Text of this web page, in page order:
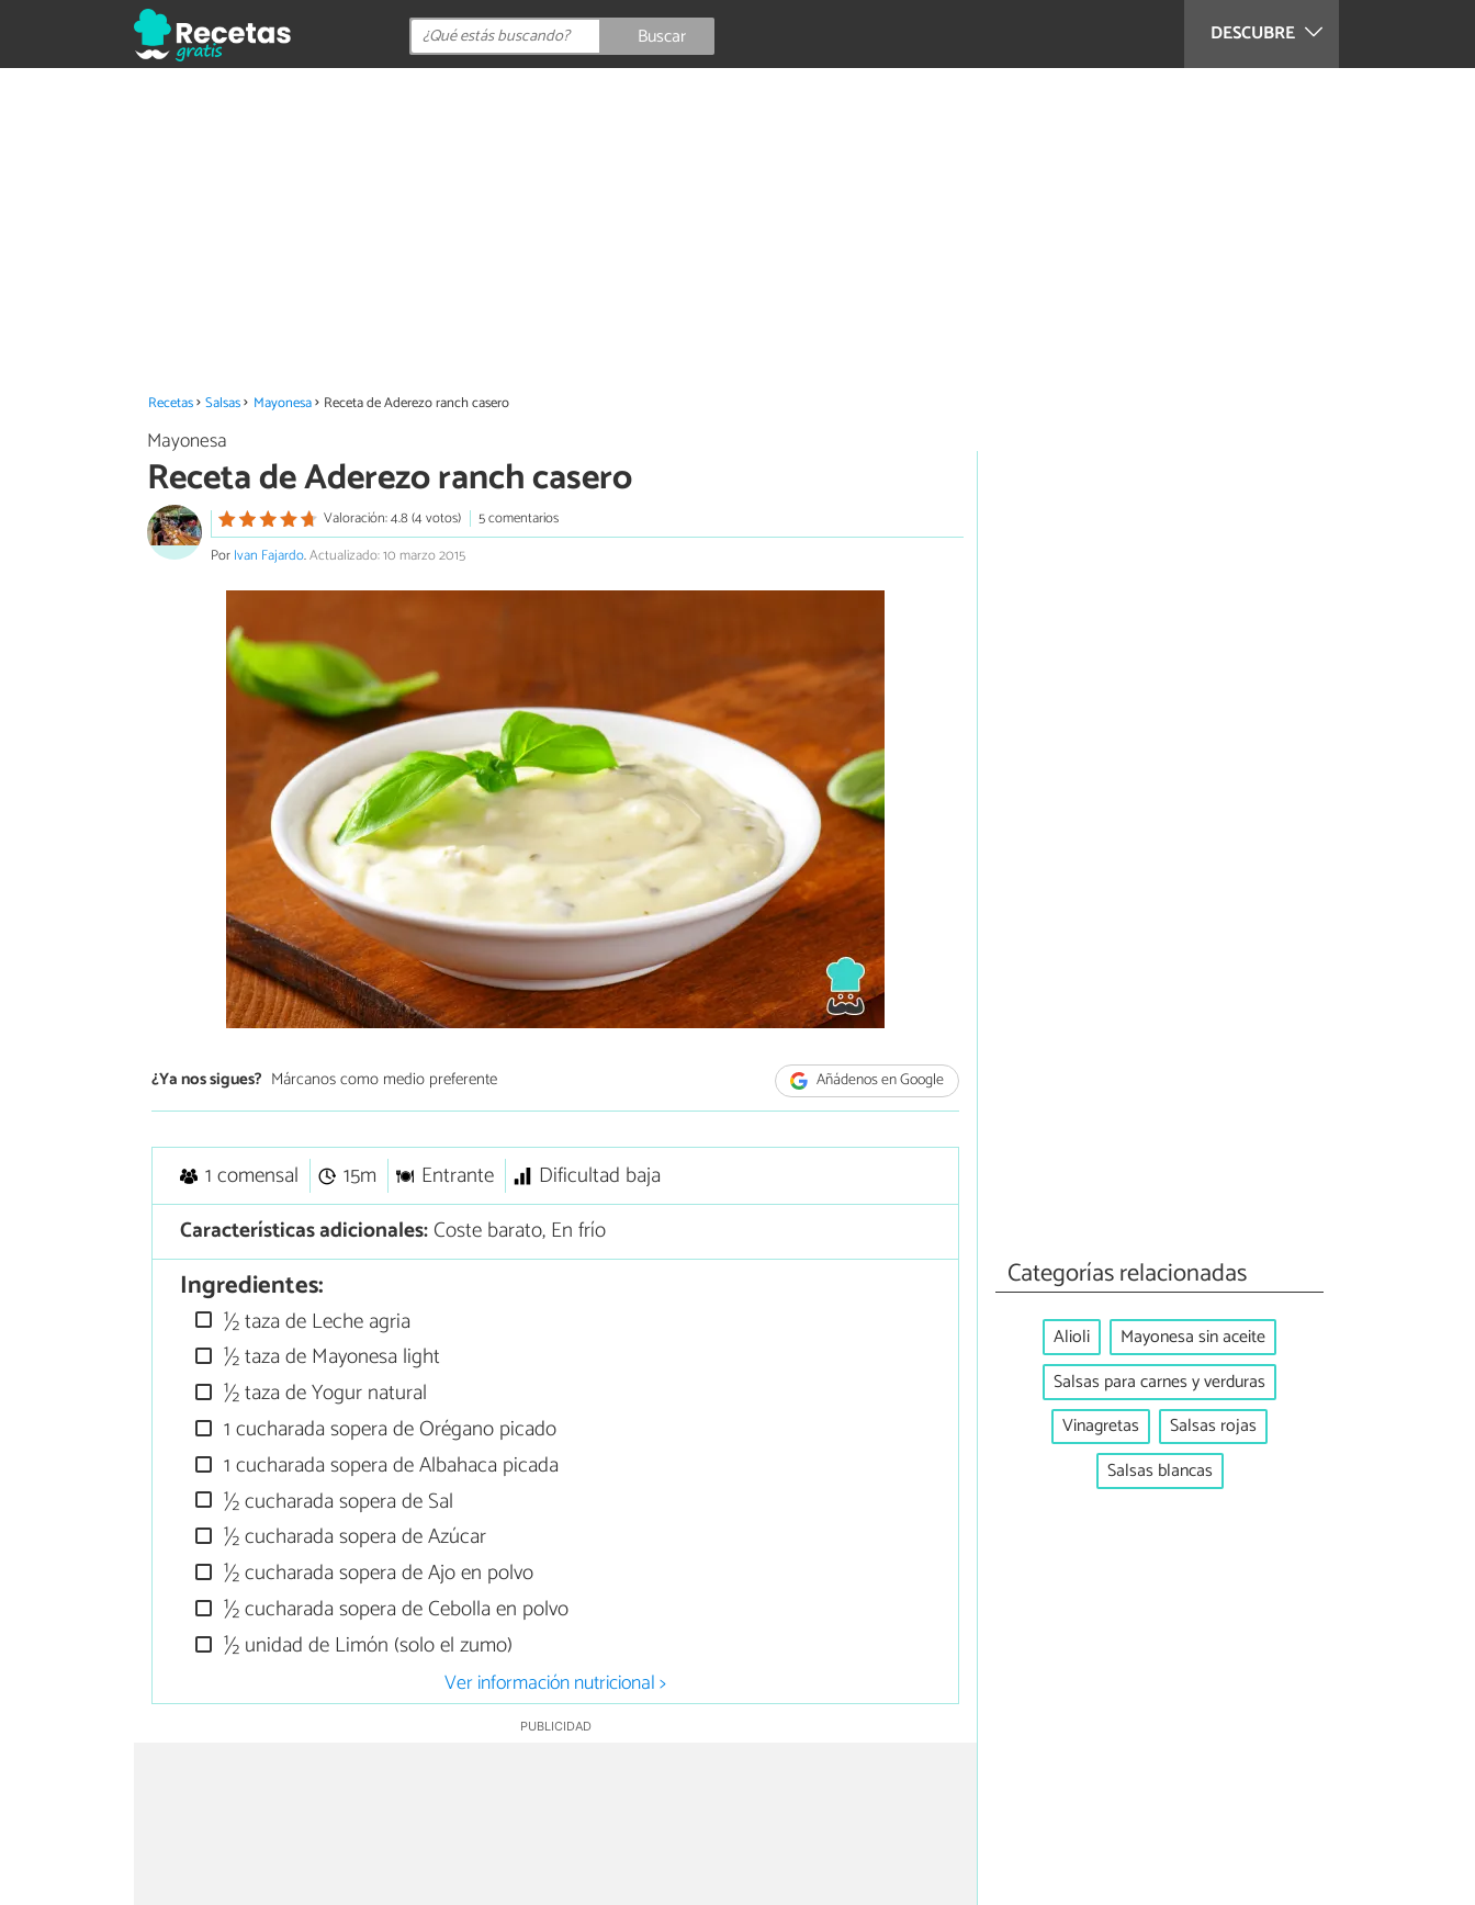
DESCUBRE
Buscar
Recetas Salsas Mayonesa Receta de Aderezo ranch casero
Mayonesa
Receta de Aderezo ranch casero
Valoración: 4.8 (4 votos)
5 comentarios
PorIvan Fajardo.Actualizado: 10 marzo 2015
¿Ya nos sigues? Márcanos como medio preferente Añádenos en Google
1 comensal 15m Entrante
Dificultad baja
Características adicionales:Coste barato, En frío
Ingredientes:
½ taza de Leche agria
½ taza de Mayonesa light
½ taza de Yogur natural
1 cucharada sopera de Orégano picado
1 cucharada sopera de Albahaca picada
½ cucharada sopera de Sal
½ cucharada sopera de Azúcar
½ cucharada sopera de Ajo en polvo
½ cucharada sopera de Cebolla en polvo
½ unidad de Limón (solo el zumo)
Ver información nutricional >
Categorías relacionadas
Alioli
Mayonesa sin aceite
Salsas para carnes y verduras
Vinagretas
Salsas rojas
Salsas blancas